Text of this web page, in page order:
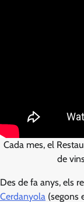
Cada mes, el
de
Des de fa anys, els
Cerdanyola (segons